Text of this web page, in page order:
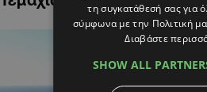
τη συγκατάθεσή σας για
σύμφωνα με την Πολιτική
Διαβάστε
SHOW ALL